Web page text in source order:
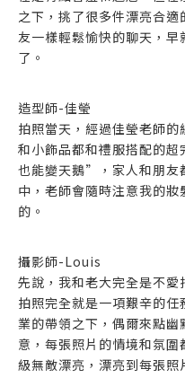
之下，挑了很多件漂亮合
友一樣輕鬆愉快的聊天，
了。
造型師-佳瑩
拍照當天，經過佳瑩老師
和小飾品都和禮服搭配的
也能變天鵝”，家人和朋友
中，老師會隨時注意我的
的。
攝影師-Louis
先說，我和老大完全是不
拍照完全就是一項艱辛的
業的帶領之下，偶爾來點
意，每張照片的情境和氛
級無敵漂亮，漂亮到每張照